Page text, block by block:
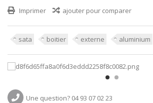
Imprimer ajouter pour comparer
sata boitier externe aluminium
Une question? 04 93 07 02 23